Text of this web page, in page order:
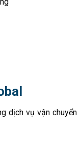
dịch vụ vận chuyển